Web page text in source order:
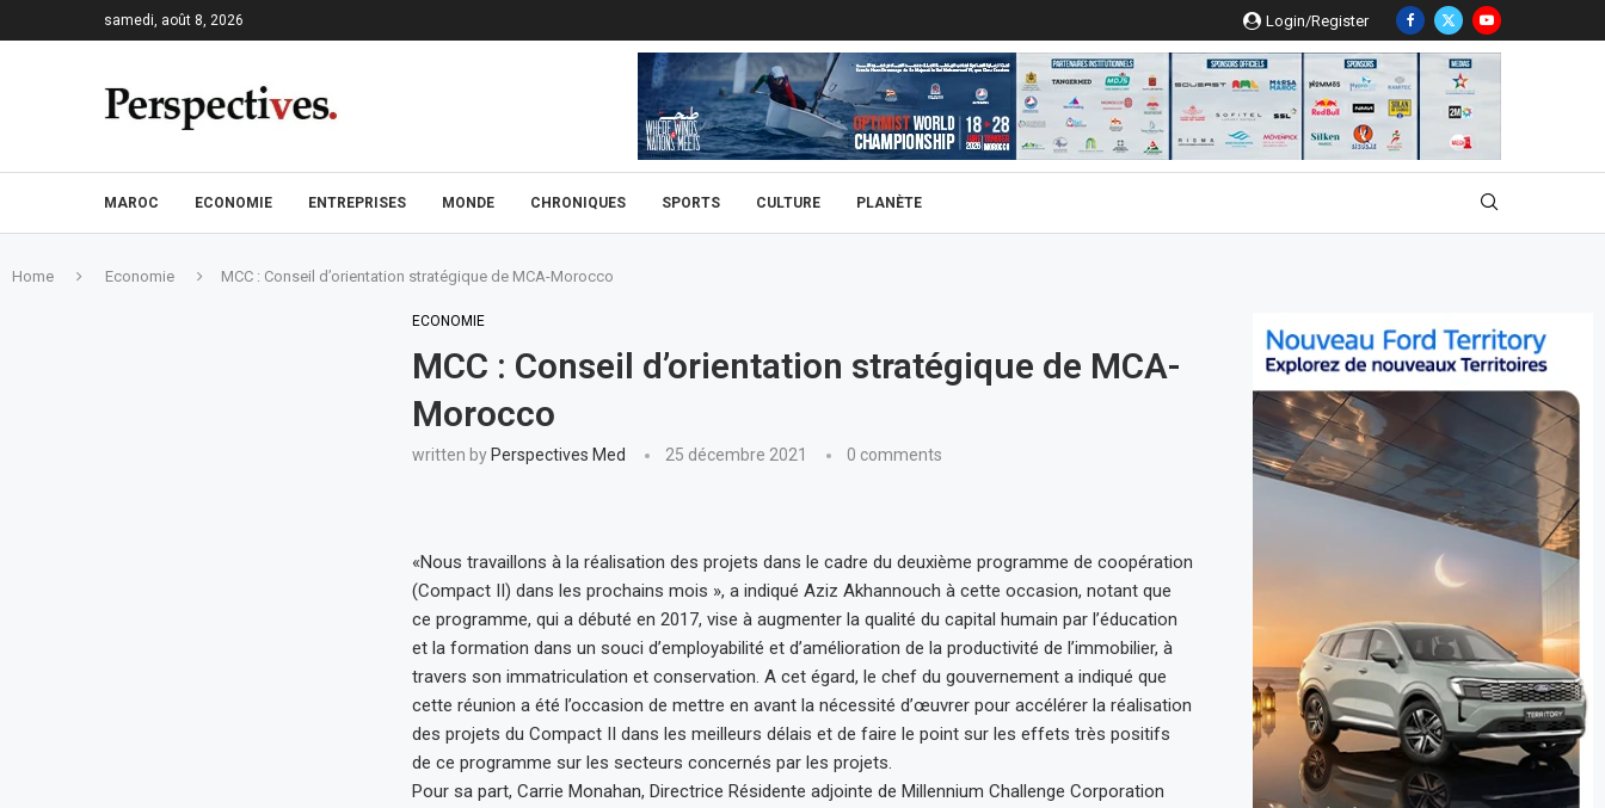
samedi, août 8, 2026 Login/Register
MAROC ECONOMIE ENTREPRISES MONDE CHRONIQUES SPORTS CULTURE PLANÈTE
Home Economie MCC : Conseil d’orientation stratégique de MCA-Morocco
ECONOMIE
MCC : Conseil d’orientation stratégique de MCA-
Morocco
written by Perspectives Med 25 décembre 2021 0 comments
«Nous travaillons à la réalisation des projets dans le cadre du deuxième programme de coopération
(Compact II) dans les prochains mois », a indiqué Aziz Akhannouch à cette occasion, notant que
ce programme, qui a débuté en 2017, vise à augmenter la qualité du capital humain par l’éducation
et la formation dans un souci d’employabilité et d’amélioration de la productivité de l’immobilier, à
travers son immatriculation et conservation. A cet égard, le chef du gouvernement a indiqué que
cette réunion a été l’occasion de mettre en avant la nécessité d’œuvrer pour accélérer la réalisation
des projets du Compact II dans les meilleurs délais et de faire le point sur les effets très positifs
de ce programme sur les secteurs concernés par les projets.
Pour sa part, Carrie Monahan, Directrice Résidente adjointe de Millennium Challenge Corporation